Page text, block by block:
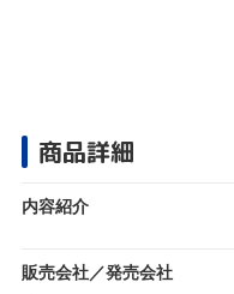
商品詳細
内容紹介
販売会社／発売会社